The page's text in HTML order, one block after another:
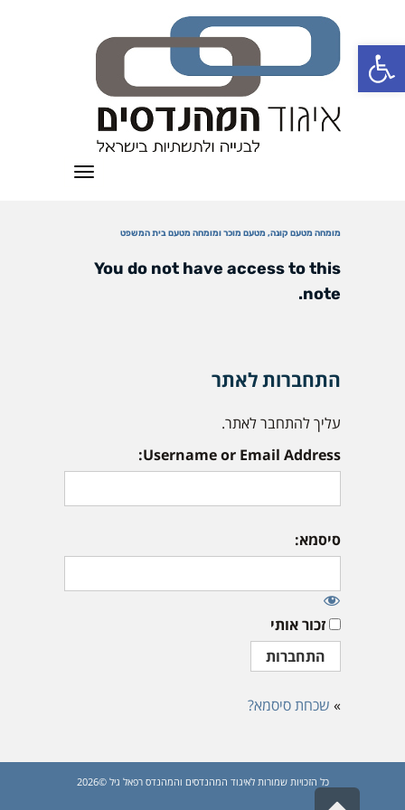
פתח סרגל נגישות
תפריט
מומחה מטעם קונה, מטעם מוכר ומומחה מטעם בית המשפט
You do not have access to this
note.
התחברות לאתר
עליך להתחבר לאתר.
Username or Email Address:
סיסמא:
זכור אותי
» שכחת סיסמא?
כל הזכויות שמורות לאיגוד המהנדסים והמהנדס רפאל גיל ©2026